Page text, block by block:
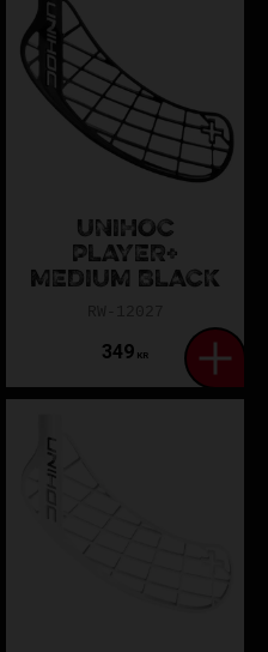
UNIHOC
PLAYER+
MEDIUM BLACK
349 KR